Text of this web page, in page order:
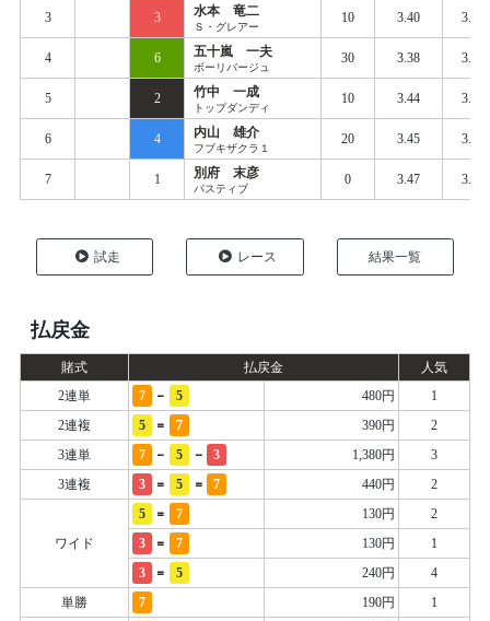
3 3 水本 竜二
Ｓ・グレアー
10 3.40 3.502
4 6 五十嵐 一夫
ボーリバージュ
30 3.38 3.479
5 2 竹中 一成
トップダンディ
10 3.44 3.508
6 4 内山 雄介
フブキザクラ１
20 3.45 3.503
7 1 別府 末彦
パスティブ
0 3.47 3.548
試走 レース 結果一覧
払戻金
賭式 払戻金
人気
2連単
7 - 5 480円
1
2連複
5 = 7 390円
2
3連単
7 - 5 - 3 1,380円
3
3連複
3 = 5 = 7 440円 2
ワイド
5 = 7 130円
2
3
= 7 130円
1
3
= 5 240円
4
単勝
7 190円 1